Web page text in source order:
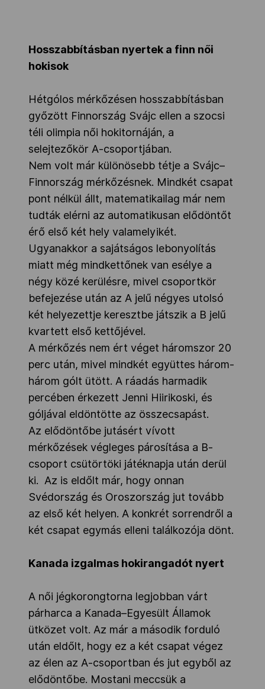
Hosszabbításban nyertek a finn női
hokisok
Hétgólos mérkőzésen hosszabbításban
győzött Finnország Svájc ellen a szocsi
téli olimpia női hokitornáján, a
selejtezőkör A-csoportjában.
Nem volt már különösebb tétje a Svájc–
Finnország mérkőzésnek. Mindkét csapat
pont nélkül állt, matematikailag már nem
tudták elérni az automatikusan elődöntőt
érő első két hely valamelyikét.
Ugyanakkor a sajátságos lebonyolítás
miatt még mindkettőnek van esélye a
négy közé kerülésre, mivel csoportkör
befejezése után az A jelű négyes utolsó
két helyezettje keresztbe játszik a B jelű
kvartett első kettőjével.
A mérkőzés nem ért véget háromszor 20
perc után, mivel mindkét együttes három-
három gólt ütött. A ráadás harmadik
percében érkezett Jenni Hiirikoski, és
góljával eldöntötte az összecsapást.
Az elődöntőbe jutásért vívott
mérkőzések végleges párosítása a B-
csoport csütörtöki játéknapja után derül
ki. Az is eldőlt már, hogy onnan
Svédország és Oroszország jut tovább
az első két helyen. A konkrét sorrendről a
két csapat egymás elleni találkozója dönt.
Kanada izgalmas hokirangadót nyert
A női jégkorongtorna legjobban várt
párharca a Kanada–Egyesült Államok
ütközet volt. Az már a második forduló
után eldőlt, hogy ez a két csapat végez
az élen az A-csoportban és jut egyből az
elődöntőbe. Mostani meccsük a